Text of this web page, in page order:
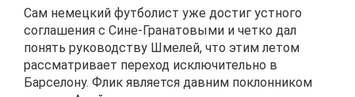
Сам немецкий футболист уже достиг устного
соглашения с Сине-Гранатовыми и четко дал
понять руководству Шмелей, что этим летом
рассматривает переход исключительно в
Барселону. Флик является давним поклонником